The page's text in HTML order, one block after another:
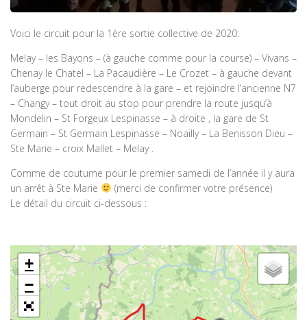
Voici le circuit pour la 1ère sortie collective de 2020:
Melay – les Bayons – (à gauche comme pour la course) – Vivans –
Chenay le Chatel – La Pacaudière – Le Crozet – à gauche devant
l’auberge pour redescendre à la gare – et rejoindre l’ancienne N7
– Changy – tout droit au stop pour prendre la route jusqu’à
Mondelin – St Forgeux Lespinasse – à droite , la gare de St
Germain – St Germain Lespinasse – Noailly – La Benisson Dieu –
Ste Marie – croix Mallet – Melay .
Comme de coutume pour le premier samedi de l’année il y aura
un arrêt à Ste Marie
(merci de confirmer votre présence)
Le détail du circuit ci-dessous :
+
−